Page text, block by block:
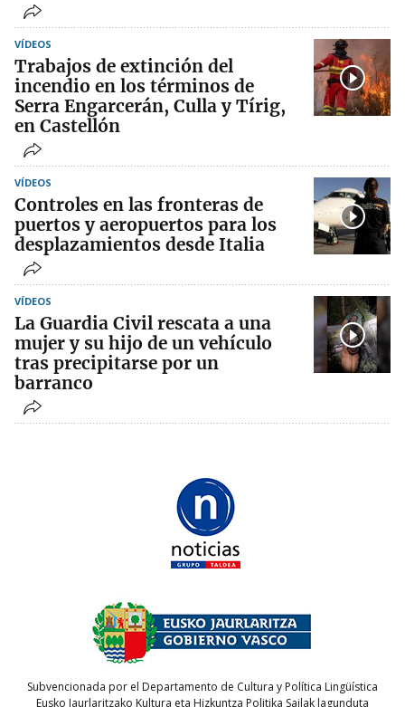
VÍDEOS
Trabajos de extinción del
incendio en los términos de
Serra Engarcerán, Culla y Tírig,
en Castellón
VÍDEOS
Controles en las fronteras de
puertos y aeropuertos para los
desplazamientos desde Italia
VÍDEOS
La Guardia Civil rescata a una
mujer y su hijo de un vehículo
tras precipitarse por un
barranco
Subvencionada por el Departamento de Cultura y Política Lingüística
Eusko Jaurlaritzako Kultura eta Hizkuntza Politika Sailak lagunduta